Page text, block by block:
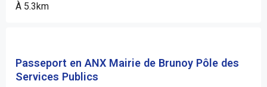
À 5.3km
Passeport en ANX Mairie de Brunoy Pôle des
Services Publics